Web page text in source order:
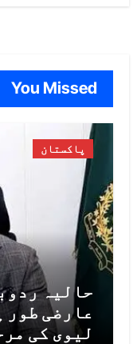
You Missed
پاکستان
حالیہ
عارضی طور
لیوی کی